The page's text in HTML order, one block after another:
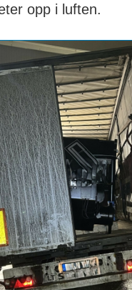
opp i luften.